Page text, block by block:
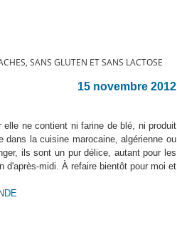
SANS GLUTEN ET SANS LACTOSE
15 novembre 2012
ne contient ni farine de blé, ni produit
dans la cuisine marocaine, algérienne ou
ils sont un pur délice, autant pour les
d'après-midi. À refaire bientôt pour moi et